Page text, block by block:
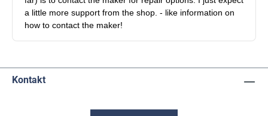
Kontakt